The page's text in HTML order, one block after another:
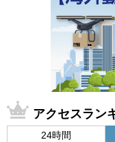
アクセスラン
24時間